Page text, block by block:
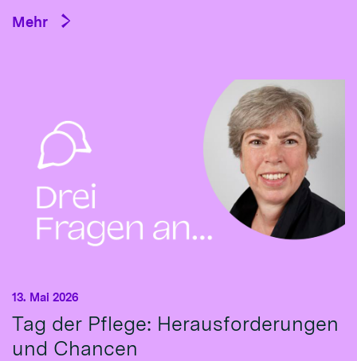
Mehr
Tag der Pflege: Herausforderungen
und Chancen
13. Mai 2026